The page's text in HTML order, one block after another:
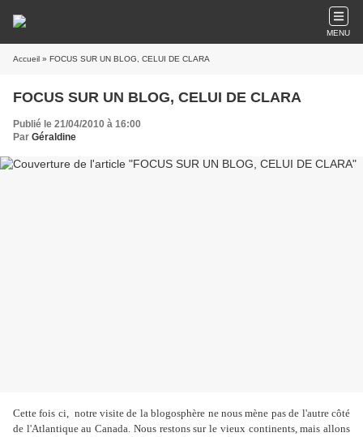
MENU
Accueil » FOCUS SUR UN BLOG, CELUI DE CLARA
FOCUS SUR UN BLOG, CELUI DE CLARA
Publié le 21/04/2010 à 16:00
Par Géraldine
Cette fois ci, notre visite de la blogosphère ne nous mène pas de l'autre côté
de l'Atlantique au Canada. Nous restons sur le vieux continents, mais allons